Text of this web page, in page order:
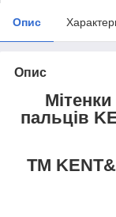
Опис
Опис
пальців
ТМ